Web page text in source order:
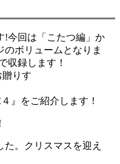
!今回は「こたつ編」か
のボリュームとなりま
録します！
贈りす
』をご紹介します！
。クリスマスを迎え